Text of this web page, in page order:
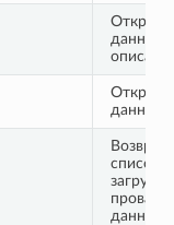
данные
данные
список
данных.